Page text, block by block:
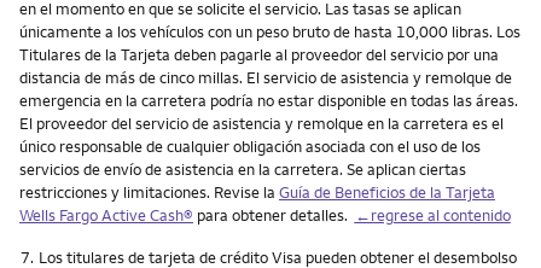
en el momento en que se solicite el servicio. Las tasas se aplican
únicamente a los vehículos con un peso bruto de hasta 10,000 libras. Los
Titulares de la Tarjeta deben pagarle al proveedor del servicio por una
distancia de más de cinco millas. El servicio de asistencia y remolque de
emergencia en la carretera podría no estar disponible en todas las áreas.
El proveedor del servicio de asistencia y remolque en la carretera es el
único responsable de cualquier obligación asociada con el uso de los
servicios de envío de asistencia en la carretera. Se aplican ciertas
restricciones y limitaciones. Revise la Guía de Beneficios de la Tarjeta
Wells FargoActive Cash® para obtener detalles. ←regrese al contenido
Nota
7. Los titulares de tarjeta de crédito Visa pueden obtener el desembolso